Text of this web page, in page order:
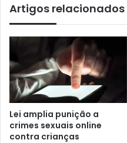
Artigos relacionados
Lei amplia punição a
crimes sexuais online
contra crianças